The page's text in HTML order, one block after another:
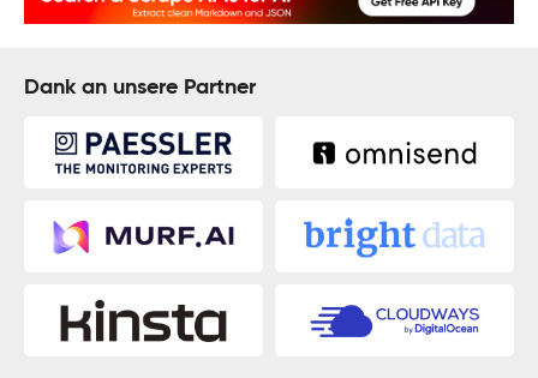
Dank an unsere Partner